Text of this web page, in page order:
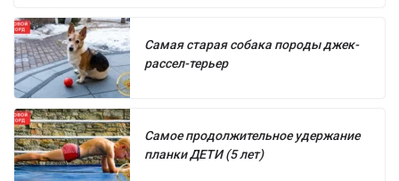
Самая старая собака породы джек-
рассел-терьер
Самое продолжительное удержание
планки ДЕТИ (5 лет)